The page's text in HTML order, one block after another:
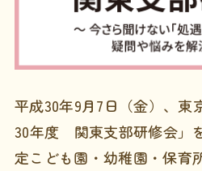
平成30年9月7日（金）、東
30年度 関東支部研修会」
定こども園・幼稚園・保育